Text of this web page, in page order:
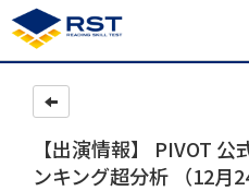
【出演情報】 PIVOT
ンキング超分析 （12月